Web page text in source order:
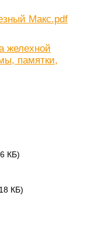
Макс.pdf
желехной
памятки,
КБ)
КБ)